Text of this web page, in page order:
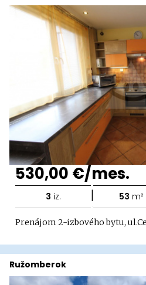
530,00 €/mes.
3 iz. | 53 m²
Prenájom 2-izbového bytu,
Ružomberok